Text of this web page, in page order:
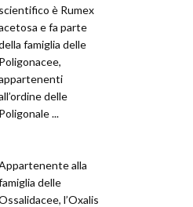
scientifico è Rumex
e fa parte
famiglia delle
Poligonacee,
delle
Poligonale ...
alla
delle
l’Oxalis